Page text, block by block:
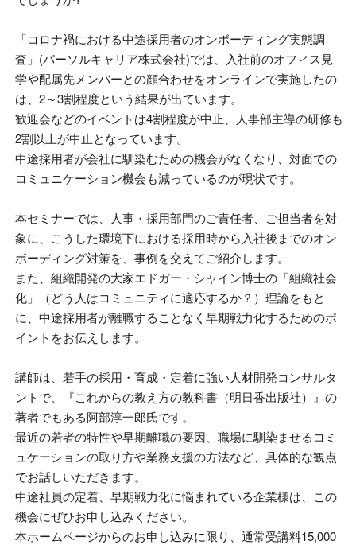
「コロナ禍における中途採用者のオンボーディング実態調
査」 (パーソルキャリア株式会社)では、入社前のオフィス見
学や配属先メンバーとの顔合わせをオンラインで実施したの
は、 2～3割程度という結果が出ています。
歓迎会などのイベントは4割程度が中止、人事部主導の研修も
2割以上が中止となっています。
中途採用者が会社に馴染むための機会がなくなり、対面での
コミュニケーション機会も減っているのが現状です。
本セミナーでは、人事・採用部門のご責任者、ご担当者を対
象に、こうした環境下における採用時から入社後までのオン
ボーディング対策を、事例を交えてご紹介します。
また、組織開発の大家エドガー・シャイン博士の「組織社会
化」（どう人はコミュニティに適応するか？）理論をもと
に、中途採用者が離職することなく早期戦力化するためのポ
イントをお伝えします。
講師は、若手の採用・育成・定着に強い人材開発コンサルタ
ントで、『これからの教え方の教科書（明日香出版社）』の
著者でもある阿部淳一郎氏です。
最近の若者の特性や早期離職の要因、職場に馴染ませるコミ
ュケーションの取り方や業務支援の方法など、具体的な観点
でお話しいただきます。
中途社員の定着、早期戦力化に悩まれている企業様は、この
機会にぜひお申し込みください。
本ホームページからのお申し込みに限り、通常受講料15,000